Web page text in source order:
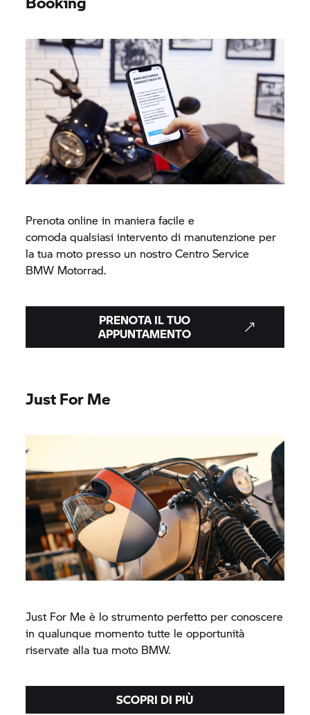
Prenota online in maniera facile e
comoda qualsiasi intervento di manutenzione per
la tua moto presso un nostro Centro Service
BMW Motorrad.
PRENOTA IL TUO
APPUNTAMENTO
Just For Me
Just For Me è lo strumento perfetto per conoscere
in qualunque momento tutte le opportunità
riservate alla tua moto BMW.
SCOPRI DI PIÙ